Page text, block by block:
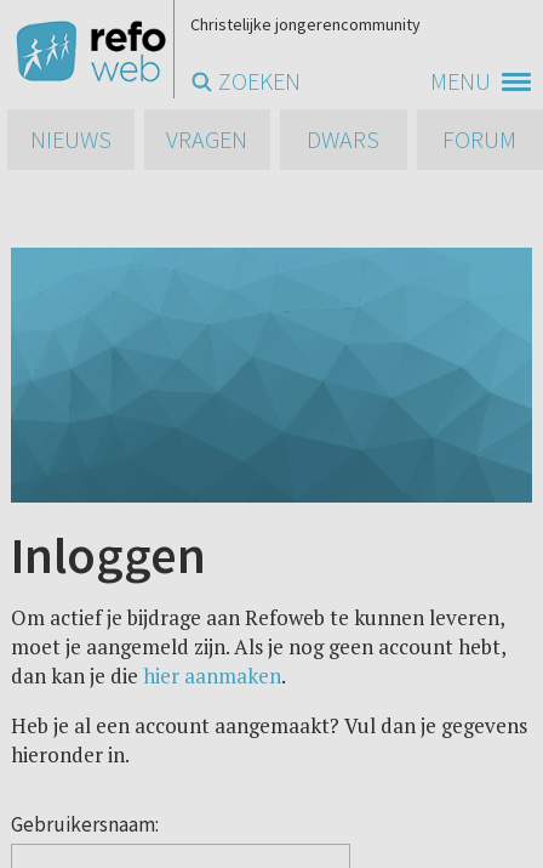
MENU
Christelijke jongerencommunity
ZOEKEN
NIEUWS
VRAGEN DWARS FORUM
Inloggen
Om actief je bijdrage aan Refoweb te kunnen leveren,
moet je aangemeld zijn. Als je nog geen account hebt,
dan kan je die hier aanmaken.
Heb je al een account aangemaakt? Vul dan je gegevens
hieronder in.
Gebruikersnaam: